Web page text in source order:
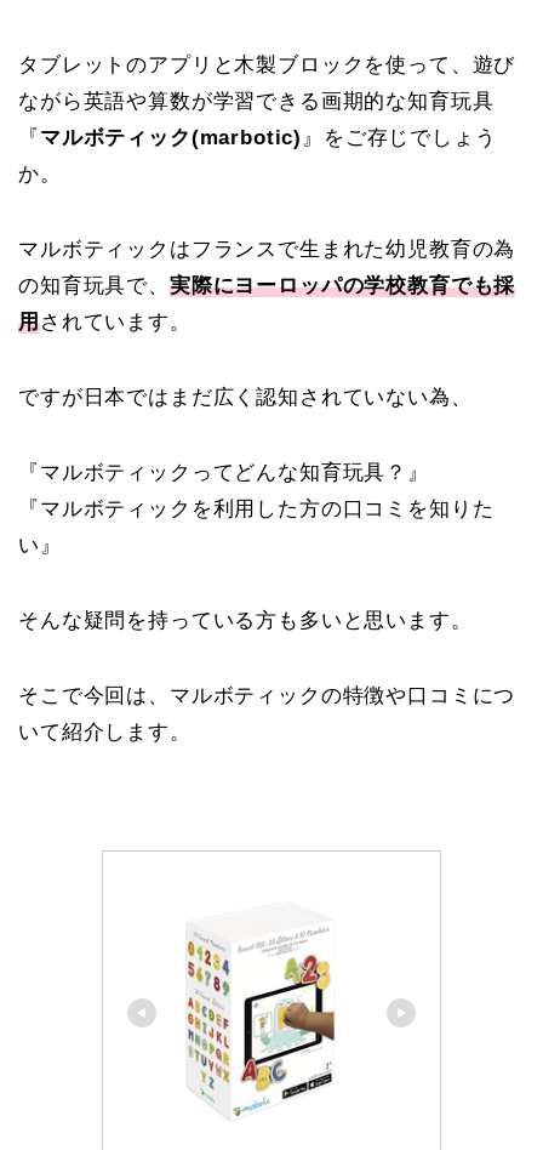
タブレットのアプリと木製ブロックを使って、遊び
ながら英語や算数が学習できる画期的な知育玩具
『マルボティック(marbotic) 』をご存じでしょう
か。
マルボティックはフランスで生まれた幼児教育の為
の知育玩具で、 実際にヨーロッパの学校教育でも採
用されています。
ですが日本ではまだ広く認知されていない為、
『マルボティックってどんな知育玩具？』
『マルボティックを利用した方の口コミを知りた
い』
そんな疑問を持っている方も多いと思います。
そこで今回は、マルボティックの特徴や口コミにつ
いて紹介します。